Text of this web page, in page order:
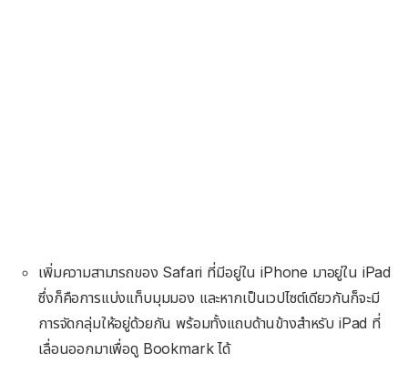
เพิ่มความสามารถของ Safari ที่มีอยู่ใน iPhone มาอยู่ใน iPad
ซึ่งก็คือการแบ่งแท็บมุมมอง และหากเป็นเวปไซต์เดียวกันก็จะมี
การจัดกลุ่มให้อยู่ด้วยกัน พร้อมทั้งแถบด้านข้างสำหรับ iPad ที่
เลื่อนออกมาเพื่อดู Bookmark ได้